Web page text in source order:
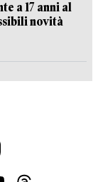
a 17 anni al
novità